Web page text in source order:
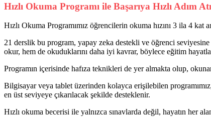
Hızlı Okuma Programı ile Başarıya Hızlı Adım
Hızlı Okuma Programımız öğrencilerin okuma hızını 3 ila 4
21 derslik bu program, yapay zeka destekli ve öğrenci
okur, hem de okuduklarını daha iyi kavrar, böylece eğitim
Programın içerisinde hafıza teknikleri de yer almakta olup,
Bilgisayar veya tablet üzerinden kolayca erişilebilen
en üst seviyeye çıkarılacak şekilde desteklenir.
Hızlı okuma becerisi ile yalnızca sınavlarda değil, hayatın her